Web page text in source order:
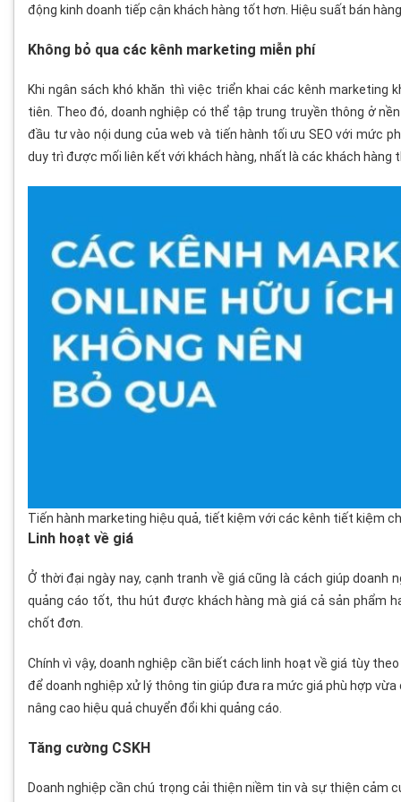
động kinh doanh tiếp cận khách hàng tốt hơn. Hiệu suất bán
Không bỏ qua các kênh marketing miễn phí
Khi ngân sách khó khăn thì việc triển khai các kênh marketing
tiên. Theo đó, doanh nghiệp có thể tập trung truyền thông ở
đầu tư vào nội dung của web và tiến hành tối ưu SEO với mức
duy trì được mối liên kết với khách hàng, nhất là các khách hàng
Tiến hành marketing hiệu quả, tiết kiệm với các kênh tiết kiệm
Linh hoạt về giá
Ở thời đại ngày nay, cạnh tranh về giá cũng là cách giúp doanh
quảng cáo tốt, thu hút được khách hàng mà giá cả sản phẩm
chốt đơn.
Chính vì vậy, doanh nghiệp cần biết cách linh hoạt về giá tùy
để doanh nghiệp xử lý thông tin giúp đưa ra mức giá phù hợp
nâng cao hiệu quả chuyển đổi khi quảng cáo.
Tăng cường CSKH
Doanh nghiệp cần chú trọng cải thiện niềm tin và sự thiện cảm